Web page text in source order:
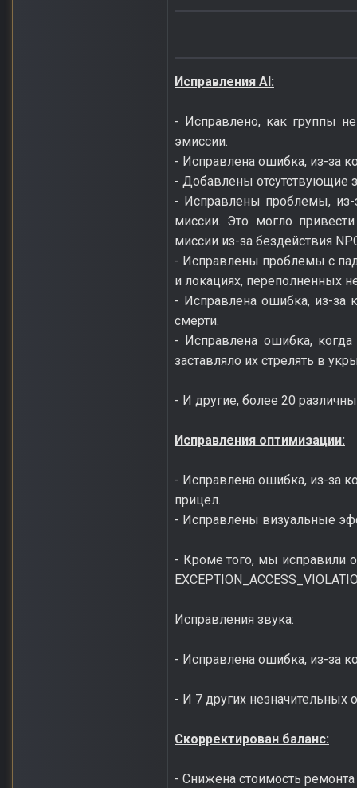
Исправления AI:
- Исправлено, как группы
эмиссии.
- Исправлена ошибка, из-за
- Добавлены отсутствующие
- Исправлены проблемы, из-
миссии. Это могло
миссии из-за бездействия
- Исправлены проблемы с
и локациях, переполненных
- Исправлена ошибка, из-за
смерти.
- Исправлена ошибка,
заставляло их стрелять в
- И другие, более 20
Исправления оптимизации:
- Исправлена ошибка, из-за
прицел.
- Исправлены визуальные
- Кроме того, мы исправили
Исправления звука:
- Исправлена ошибка, из-за
- И 7 других незначительных
Скорректирован баланс:
- Снижена стоимость